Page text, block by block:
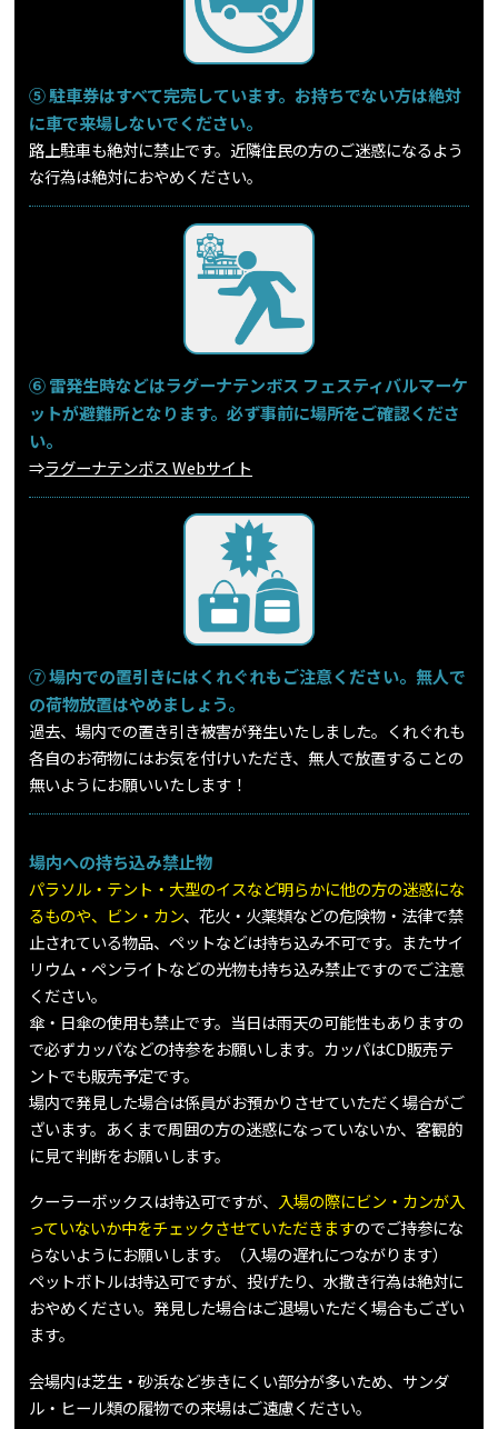
⑤ 駐車券はすべて完売しています。お持ちでない方は絶対
に車で来場しないでください。
路上駐車も絶対に禁止です。近隣住民の方のご迷惑になるよう
な行為は絶対におやめください。
⑥ 雷発生時などはラグーナテンボス フェスティバルマーケ
ットが避難所となります。必ず事前に場所をご確認くださ
い。
⇒ラグーナテンボス Webサイト
⑦ 場内での置引きにはくれぐれもご注意ください。無人で
の荷物放置はやめましょう。
過去、場内での置き引き被害が発生いたしました。くれぐれも
各自のお荷物にはお気を付けいただき、無人で放置することの
無いようにお願いいたします！
場内への持ち込み禁止物
パラソル・テント・大型のイスなど明らかに他の方の迷惑にな
るものや、ビン・カン、花火・火薬類などの危険物・法律で禁
止されている物品、ペットなどは持ち込み不可です。またサイ
リウム・ペンライトなどの光物も持ち込み禁止ですのでご注意
ください。
傘・日傘の使用も禁止です。当日は雨天の可能性もありますの
で必ずカッパなどの持参をお願いします。カッパはCD販売テ
ントでも販売予定です。
場内で発見した場合は係員がお預かりさせていただく場合がご
ざいます。あくまで周囲の方の迷惑になっていないか、客観的
に見て判断をお願いします。
クーラーボックスは持込可ですが、 入場の際にビン・カンが入
っていないか中をチェックさせていただきますのでご持参にな
らないようにお願いします。（入場の遅れにつながります）
ペットボトルは持込可ですが、投げたり、水撒き行為は絶対に
おやめください。発見した場合はご退場いただく場合もござい
ます。
会場内は芝生・砂浜など歩きにくい部分が多いため、サンダ
ル・ヒール類の履物での来場はご遠慮ください。